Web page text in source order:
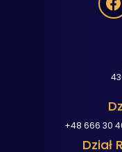
+48 666 30
Dział